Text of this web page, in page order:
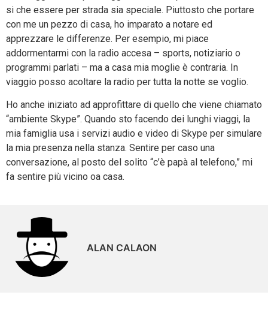
si che essere per strada sia speciale. Piuttosto che portare
con me un pezzo di casa, ho imparato a notare ed
apprezzare le differenze. Per esempio, mi piace
addormentarmi con la radio accesa – sports, notiziario o
programmi parlati – ma a casa mia moglie è contraria. In
viaggio posso acoltare la radio per tutta la notte se voglio.
Ho anche iniziato ad approfittare di quello che viene chiamato
“ambiente Skype”. Quando sto facendo dei lunghi viaggi, la
mia famiglia usa i servizi audio e video di Skype per simulare
la mia presenza nella stanza. Sentire per caso una
conversazione, al posto del solito “c’è papà al telefono,” mi
fa sentire più vicino oa casa.
ALAN CALAON